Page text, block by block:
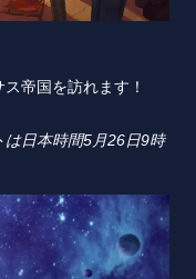
帝国を訪れます！
は日本時間5月26日9時